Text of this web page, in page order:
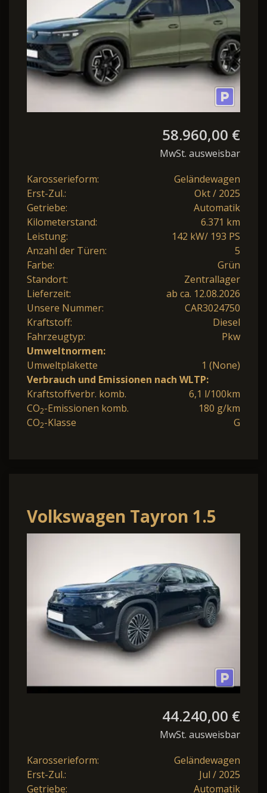
58.960,00 €
MwSt. ausweisbar
Karosserieform:
Geländewagen
Erst-Zul.:
Okt / 2025
Getriebe:
Automatik
Kilometerstand:
6.371 km
Leistung:
142 kW/ 193 PS
Anzahl der Türen:
5
Farbe:
Grün
Standort:
Zentrallager
Lieferzeit:
ab ca. 12.08.2026
Unsere Nummer:
CAR3024750
Kraftstoff:
Diesel
Fahrzeugtyp:
Pkw
Umweltnormen:
Umweltplakette
1 (None)
Verbrauch und Emissionen nach WLTP:
Kraftstoffverbr. komb.
6,1 l/100km
CO2-Emissionen komb.
180 g/km
CO2-Klasse G
Volkswagen Tayron 1.5
eHybrid DSG Life
KAMERA AHK LED ACC
44.240,00 €
MwSt. ausweisbar
Karosserieform:
Geländewagen
Erst-Zul.:
Jul / 2025
Getriebe:
Automatik